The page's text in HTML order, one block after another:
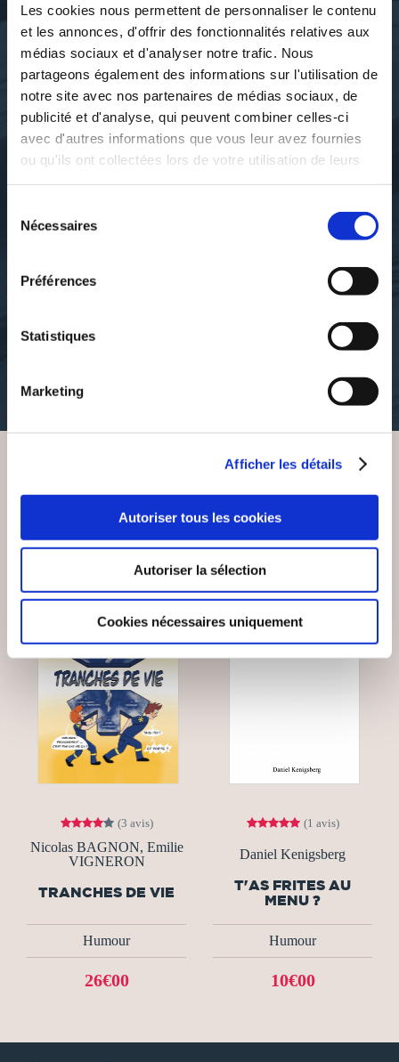
Les cookies nous permettent de personnaliser le contenu
et les annonces, d'offrir des fonctionnalités relatives aux
médias sociaux et d'analyser notre trafic. Nous
partageons également des informations sur l'utilisation de
notre site avec nos partenaires de médias sociaux, de
publicité et d'analyse, qui peuvent combiner celles-ci
avec d'autres informations que vous leur avez fournies
ou qu'ils ont collectées lors de votre utilisation de leurs
Nécessaires
Préférences
Statistiques
Marketing
Afficher les détails
Autoriser tous les cookies
Autoriser la sélection
Cookies nécessaires uniquement
ALBUM DE VILLARD DE
HONNECOURT,...
bibliotheque-nationale-de-
35€52
ALBUM DE VILLARD DE
HONNECOURT,...
bibliotheque-nationale-de-
VOUS AIMEREZ AUSSI
(3 avis)
Nicolas BAGNON, Emilie
VIGNERON
TRANCHES DE VIE
Humour
26€00
(1 avis)
Daniel Kenigsberg
T'AS FRITES AU
MENU ?
Humour
10€00